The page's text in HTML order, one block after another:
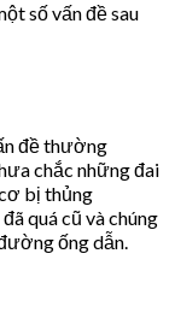
số vấn đề sau
đề thường
chắc những đai
bị thủng
quá cũ và chúng
ống dẫn.